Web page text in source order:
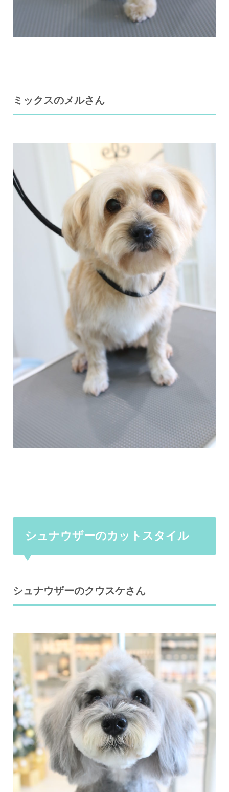
ミックスのメルさん
シュナウザーのカットスタイル
シュナウザーのクウスケさん